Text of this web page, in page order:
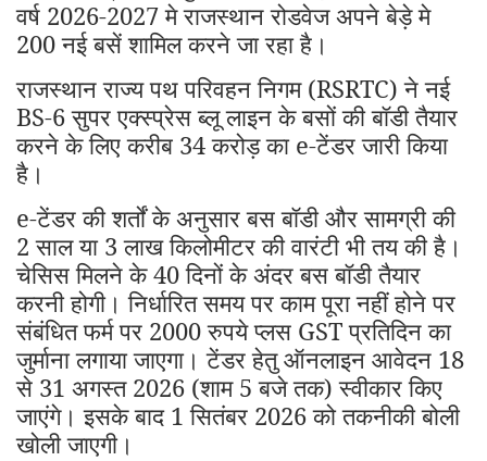
वर्ष 2026-2027 मे राजस्थान रोडवेज अपने बेड़े मे
200 नई बसें शामिल करने जा रहा है।
राजस्थान राज्य पथ परिवहन निगम (RSRTC) ने नई
BS-6 सुपर एक्स्प्रेस ब्लू लाइन के बसों की बॉडी तैयार
करने के लिए करीब 34 करोड़ का e-टेंडर जारी किया
है।
e-टेंडर की शर्तों के अनुसार बस बॉडी और सामग्री की
2 साल या 3 लाख किलोमीटर की वारंटी भी तय की है।
चेसिस मिलने के 40 दिनों के अंदर बस बॉडी तैयार
करनी होगी। निर्धारित समय पर काम पूरा नहीं होने पर
संबंधित फर्म पर 2000 रुपये प्लस GST प्रतिदिन का
जुर्माना लगाया जाएगा। टेंडर हेतु ऑनलाइन आवेदन 18
से 31 अगस्त 2026 (शाम 5 बजे तक) स्वीकार किए
जाएंगे। इसके बाद 1 सितंबर 2026 को तकनीकी बोली
खोली जाएगी।